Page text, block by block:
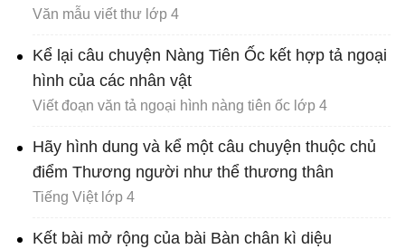
Văn mẫu viết thư lớp 4
Kể lại câu chuyện Nàng Tiên Ốc kết hợp tả ngoại
hình của các nhân vật
Viết đoạn văn tả ngoại hình nàng tiên ốc lớp 4
Hãy hình dung và kể một câu chuyện thuộc chủ
điểm Thương người như thể thương thân
Tiếng Việt lớp 4
Kết bài mở rộng của bài Bàn chân kì diệu